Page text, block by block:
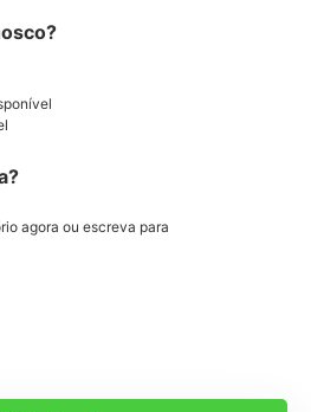
agora ou escreva para